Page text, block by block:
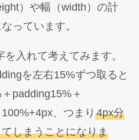
）や幅（width）の計
っています。
入れて考えてみます。
を左右15%ずつ取ると
padding15%＋
、つまり 4px分
しまうことになりま